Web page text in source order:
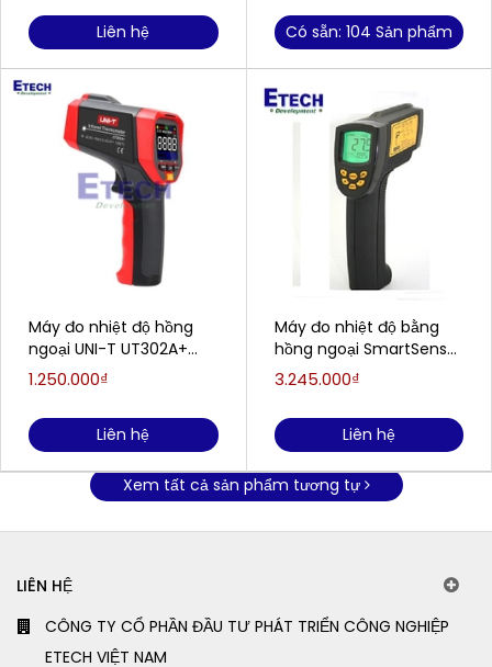
Liên hệ
Máy đo nhiệt độ hồng
ngoại UNI-T UT302A+
(-32~700°C)
1.250.000₫
Liên hệ
100ºC(vật))
Có sẵn: 104 Sản phẩm
Máy đo nhiệt độ bằng
hồng ngoại SmartSensor
AR862D+
3.245.000₫
Liên hệ
Xem tất cả sản phẩm tương tự
LIÊN HỆ
CÔNG TY CỔ PHẦN ĐẦU TƯ PHÁT TRIỂN CÔNG NGHIỆP
ETECH VIỆT NAM